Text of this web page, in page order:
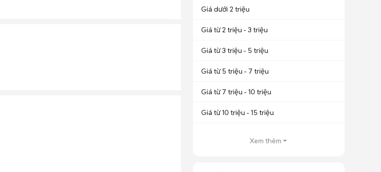
Giá dưới 2 triệu
Giá từ 2 triệu - 3 triệu
Giá từ 3 triệu - 5 triệu
Giá từ 5 triệu - 7 triệu
Giá từ 7 triệu - 10 triệu
Giá từ 10 triệu - 15 triệu
Xem thêm